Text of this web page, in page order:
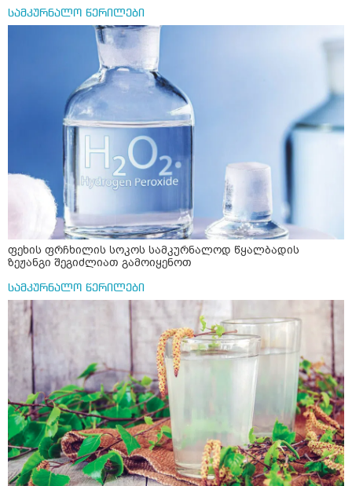
სამკურნალო წერილები
ფეხის ფრჩხილის სოკოს სამკურნალოდ წყალბადის
ზეჟანგი შეგიძლიათ გამოიყენოთ
სამკურნალო წერილები